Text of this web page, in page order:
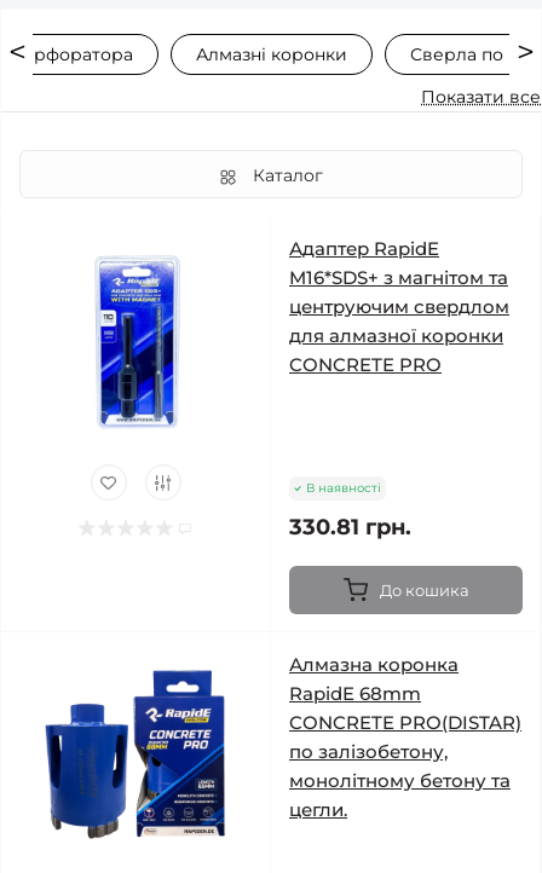
перфоратора Алмазні коронки
Сверла по
Показати все
Каталог
Адаптер RapidE
M16*SDS+ з магнітом та
центруючим свердлом
для алмазної коронки
CONCRETE PRO
В наявності
330.81 грн.
До кошика
Алмазна коронка
RapidE 68mm
CONCRETE PRO(DISTAR)
по залізобетону,
монолітному бетону та
цегли.